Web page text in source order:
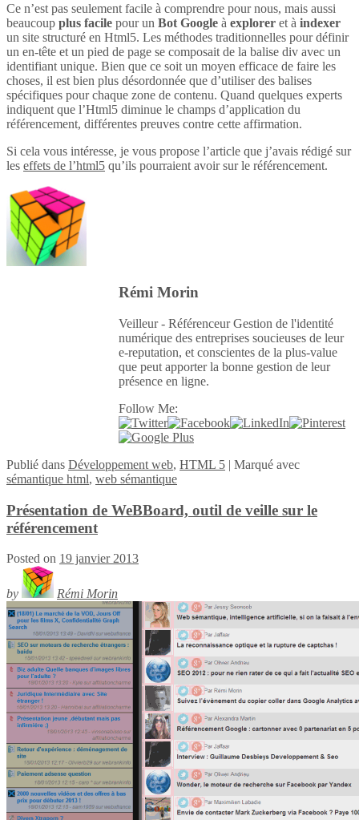
Ce n’est pas seulement facile à comprendre pour nous, mais aussi
beaucoup plus facile pour un Bot Google à explorer et à indexer
un site structuré en Html5. Les méthodes traditionnelles pour définir
un en-tête et un pied de page se composait de la balise div avec un
identifiant unique. Bien que ce soit un moyen efficace de faire les
choses, il est bien plus désordonnée que d’utiliser des balises
spécifiques pour chaque zone de contenu. Quand quelques experts
indiquent que l’Html5 diminue le champs d’application du
référencement, différentes preuves contre cette affirmation.
Si cela vous intéresse, je vous propose l’article que j’avais rédigé sur
les effets de l’html5 qu’ils pourraient avoir sur le référencement.
Rémi Morin
Veilleur - Référenceur Gestion de l'identité
numérique des entreprises soucieuses de leur
e-reputation, et conscientes de la plus-value
que peut apporter la bonne gestion de leur
présence en ligne.
Follow Me:
Publié dans Développement web, HTML 5 | Marqué avec
sémantique html, web sémantique
Présentation de WeBBoard, outil de veille sur le
référencement
Posted on 19 janvier 2013
by Rémi Morin